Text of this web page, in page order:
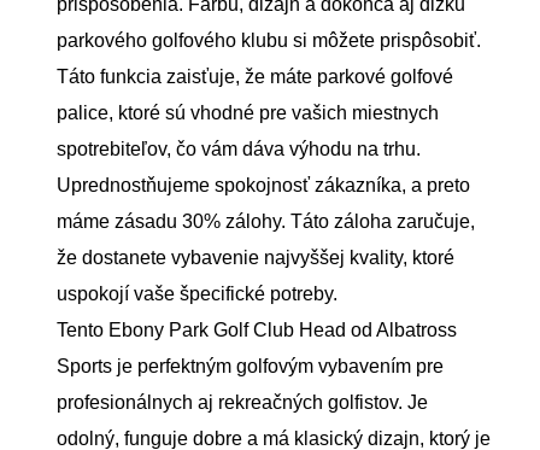
parkového golfového klubu si môžete prispôsobiť.
Táto funkcia zaisťuje, že máte parkové golfové
palice, ktoré sú vhodné pre vašich miestnych
spotrebiteľov, čo vám dáva výhodu na trhu.
Uprednostňujeme spokojnosť zákazníka, a preto
máme zásadu 30% zálohy. Táto záloha zaručuje,
že dostanete vybavenie najvyššej kvality, ktoré
uspokojí vaše špecifické potreby.
Tento Ebony Park Golf Club Head od Albatross
Sports je perfektným golfovým vybavením pre
profesionálnych aj rekreačných golfistov. Je
odolný, funguje dobre a má klasický dizajn, ktorý je